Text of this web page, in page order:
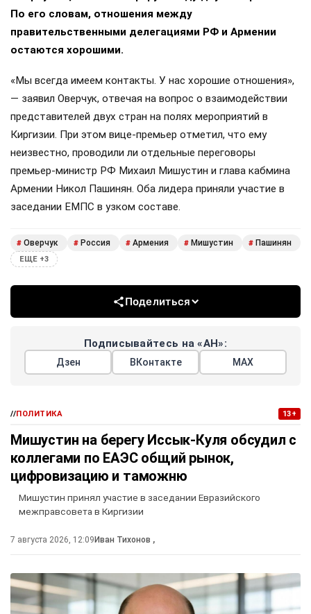
По его словам, отношения между
правительственными делегациями РФ и Армении
остаются хорошими.
«Мы всегда имеем контакты. У нас хорошие отношения»,
— заявил Оверчук, отвечая на вопрос о взаимодействии
представителей двух стран на полях мероприятий в
Киргизии. При этом вице-премьер отметил, что ему
неизвестно, проводили ли отдельные переговоры
премьер-министр РФ Михаил Мишустин и глава кабмина
Армении Никол Пашинян. Оба лидера приняли участие в
заседании ЕМПС в узком составе.
# Оверчук # Россия # Армения # Мишустин # Пашинян
ЕЩЕ +3
Поделиться
Подписывайтесь на «АН»:
Дзен ВКонтакте МАХ
//ПОЛИТИКА 13+
Мишустин на берегу Иссык-Куля обсудил с
коллегами по ЕАЭС общий рынок,
цифровизацию и таможню
Мишустин принял участие в заседании Евразийского
межправсовета в Киргизии
7 августа 2026, 12:09 Иван Тихонов ,